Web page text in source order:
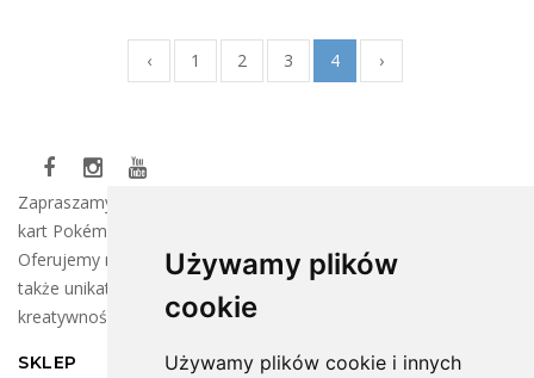
Używamy plików
cookie
Używamy plików cookie i innych
‹ 1 2 3 4 ›
Zapraszamy do naszego sklepu, gdzie znajdziesz szeroki wybór
kart Pokémon oraz klocków LEGO dla wszystkich fanów!
Oferujemy najnowsze kolekcje kart do wymiany i zbierania, a
także unikatowe zestawy LEGO, które rozbudzą Twoją
kreatywność.
SKLEP